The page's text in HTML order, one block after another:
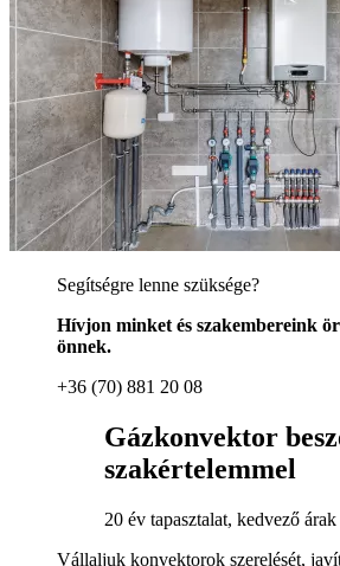
Segítségre lenne szüksége?
Hívjon minket és szakembereink
önnek.
+36 (70) 881 20 08
Gázkonvektor
szakértelemmel
20 év tapasztalat, kedvező árak
Vállaljuk konvektorok szerelését,